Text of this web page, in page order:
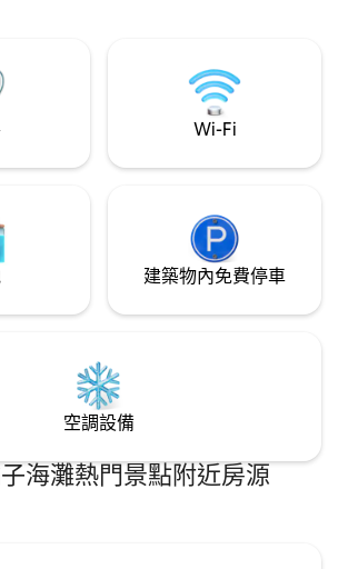
Wi-Fi
建築物內免費停車
空調設備
海灘熱門景點附近房源